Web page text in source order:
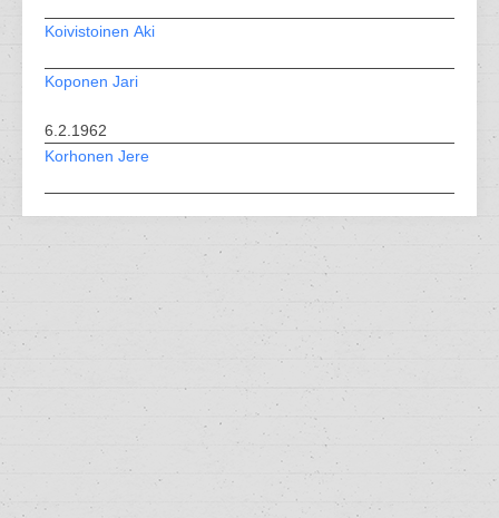
Koivistoinen Aki
Koponen Jari
6.2.1962
Korhonen Jere